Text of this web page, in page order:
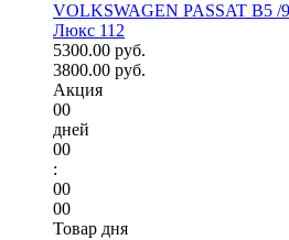
VOLKSWAGEN PASSAT B5 /
Люкс 112
5300.00 руб.
3800.00 руб.
Акция
00
дней
00
:
00
00
Товар дня